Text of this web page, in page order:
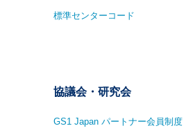
標準センターコード
協議会・研究会
GS1 Japan パートナー会員制度